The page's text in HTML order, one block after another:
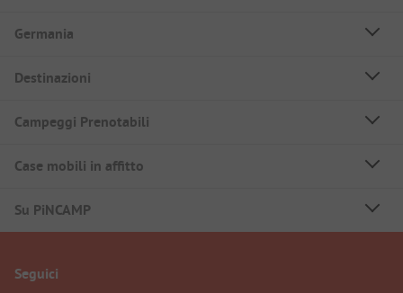
Germania
Destinazioni
Campeggi Prenotabili
Case mobili in affitto
Su PiNCAMP
Seguici